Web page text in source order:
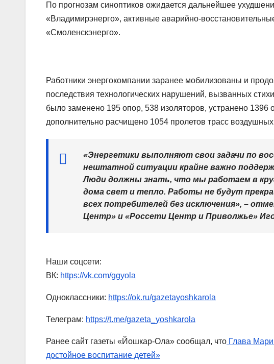
По прогнозам синоптиков ожидается дальнейшее
«Владимирэнерго», активные аварийно-
«Смоленскэнерго».
Работники энергокомпании заранее мобилизованы и
последствия технологических нарушений, вызванных
было заменено 195 опор, 538 изоляторов, устранено
дополнительно расчищено 1054 пролетов трасс
«Энергетики выполняют свои задачи по
нештатной ситуации крайне важно
Люди должны знать, что мы работаем в
дома свет и тепло. Работы не будут
всех потребителей без исключения», –
Центр» и «Россети Центр и Приволжье»
Наши соцсети:
ВК: https://vk.com/ggyola
Одноклассники: https://ok.ru/gazetayoshkarola
Телеграм: https://t.me/gazeta_yoshkarola
Ранее сайт газеты «Йошкар-Ола» сообщал, что Глава
достойное воспитание детей»